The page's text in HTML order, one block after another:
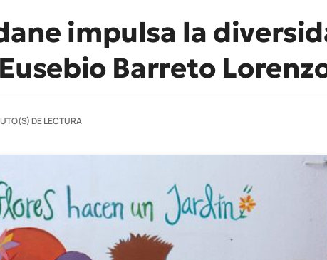
impulsa la
Barreto
DE LECTURA